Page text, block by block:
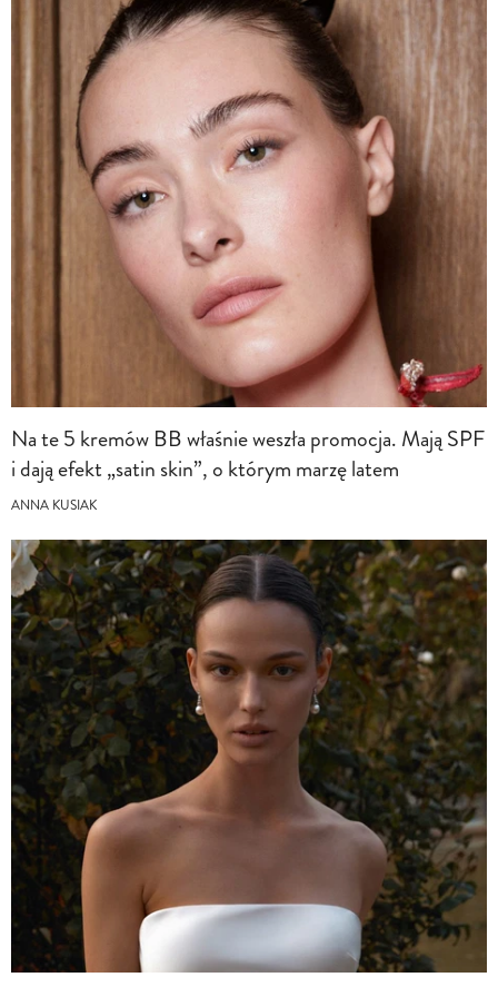
Na te 5 kremów BB właśnie weszła promocja. Mają SPF
i dają efekt „satin skin”, o którym marzę latem
ANNA KUSIAK